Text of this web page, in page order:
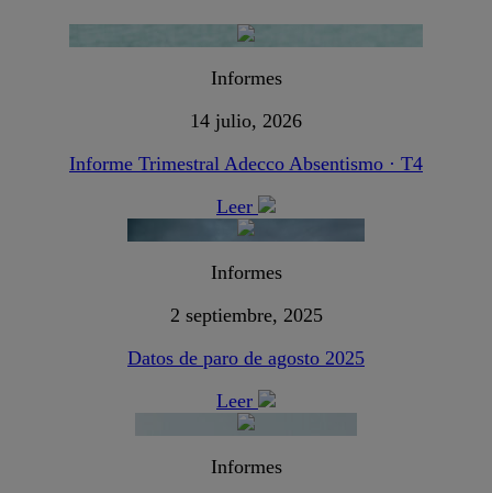
Informes
14 julio, 2026
Informe Trimestral Adecco Absentismo · T4
Leer
Informes
2 septiembre, 2025
Datos de paro de agosto 2025
Leer
Informes